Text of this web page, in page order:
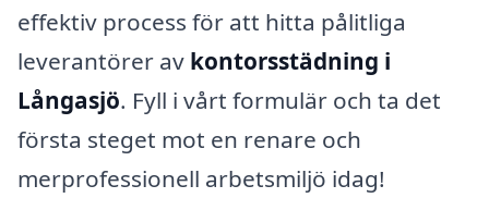
effektiv process för att hitta pålitliga
leverantörer av kontorsstädning i
Långasjö. Fyll i vårt formulär och ta det
första steget mot en renare och
merprofessionell arbetsmiljö idag!